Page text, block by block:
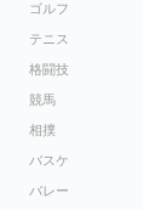
ゴルフ
テニス
格闘技
競馬
相撲
バスケ
バレー